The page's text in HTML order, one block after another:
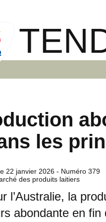
les
22 janvier 2026 - Numéro 379
des produits laitiers
l’Australie, la
abondante en fin